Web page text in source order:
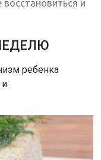
и
ребенка